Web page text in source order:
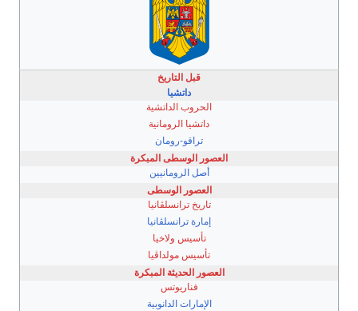
قبل التاريخ
داتشيا
الحروب الداتشية
داتشيا الرومانية
تراقو-رومان
العصور الوسطى المبكرة
أصل الرومانيين
العصور الوسطى
تاريخ ترانسلڤانيا
إمارة ترانسلڤانيا
تأسيس ولاخيا
تأسيس مولداڤيا
العصور الحديثة المبكرة
فناريوتس
الإمارات الدانوبية